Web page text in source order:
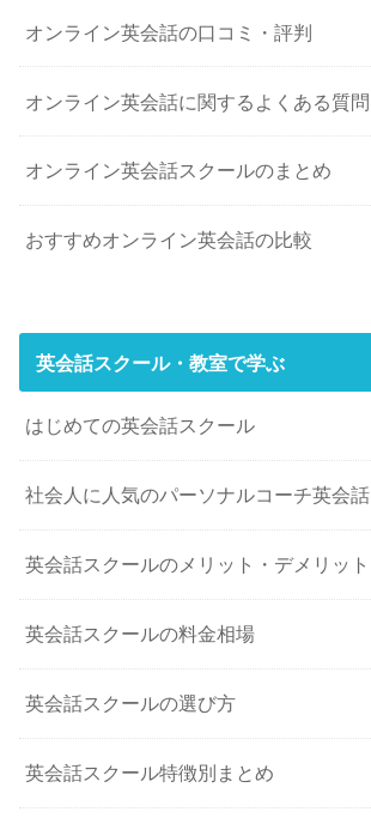
オンライン英会話の口コミ・評判
オンライン英会話に関するよくある質問
オンライン英会話スクールのまとめ
おすすめオンライン英会話の比較
英会話スクール・教室で学ぶ
はじめての英会話スクール
社会人に人気のパーソナルコーチ英会話
英会話スクールのメリット・デメリット
英会話スクールの料金相場
英会話スクールの選び方
英会話スクール特徴別まとめ